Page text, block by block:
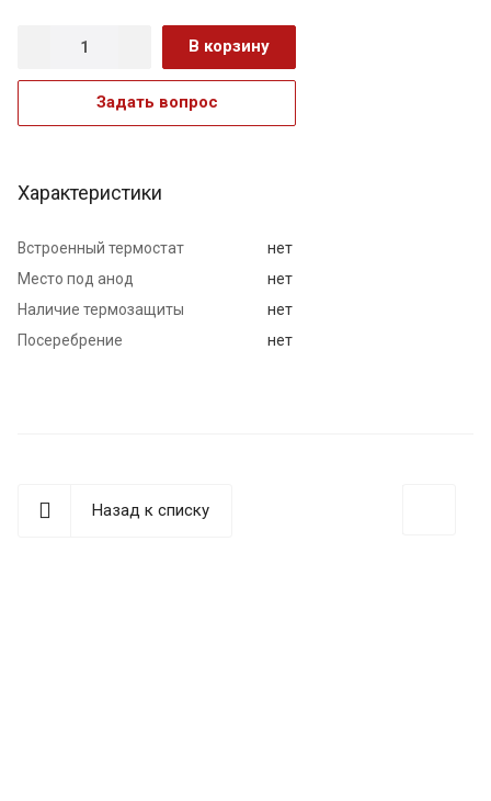
В корзину
Задать вопрос
Характеристики
Встроенный термостат
нет
Место под анод
нет
Наличие термозащиты
нет
Посеребрение
нет
Назад к списку